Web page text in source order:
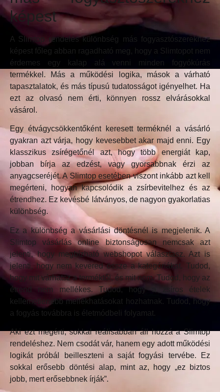
képest
A Slimtop rendelés különbség más fogyasztószerekhez
képest főleg abban ragadható meg, hogy a Slimtopot nem
érdemes egy kalap alá venni minden fogyókúrás
termékkel. Más a működési logika, mások a várható
tapasztalatok, és más típusú tudatosságot igényelhet. Ha
ezt az olvasó nem érti, könnyen rossz elvárásokkal
vásárol.
Egy étvágycsökkentőként keresett terméknél a vásárló
gyakran azt várja, hogy kevesebbet akar majd enni. Egy
klasszikus zsírégetőnél azt, hogy több energiát kap,
jobban bírja az edzést, vagy gyorsabbnak érzi az
anyagcseréjét. A Slimtop esetében viszont inkább azt kell
megérteni, hogyan kapcsolódik a zsírbevitelhez és az
étrendhez. Ez kevésbé látványos, de nagyon gyakorlatias
különbség.
Ez a különbség a vásárlási döntésnél is megjelenik. A
Slimtop vásárlás online biztonságosan nemcsak azt
jelenti, hogy megbízható webshopot választasz. Azt is
jelenti, hogy nem kevered össze a kategóriákat. Tudod,
hogy mit várhatsz a terméktől, és mit nem. Tudod, hogy az
étrend nem mellékes. Tudod, hogy a zsíros ételek
kellemetlenebb mellékhatásokat hozhatnak. Tudod, hogy
a fogyás továbbra is életmódbeli folyamat.
Aki ezt megérti, sokkal reálisabban áll hozzá a Slimtop
rendeléshez. Nem csodát vár, hanem egy adott működési
logikát próbál beilleszteni a saját fogyási tervébe. Ez
sokkal erősebb döntési alap, mint az, hogy „ez biztos
jobb, mert erősebbnek írják”.